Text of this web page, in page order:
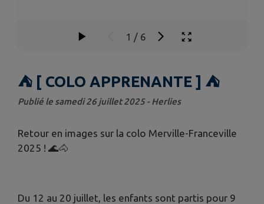
1 / 6
⛺️ [ COLO APPRENANTE ] ⛺️
Publié le samedi 26 juillet 2025 - Herlies
Retour en images sur la colo Merville-Franceville
2025 ! 🌊🐴
Du 12 au 20 juillet, les enfants sont partis pour 9